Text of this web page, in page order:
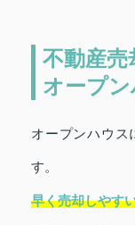
不動産
オープ
オープンハウス
す。
早く売却しやす